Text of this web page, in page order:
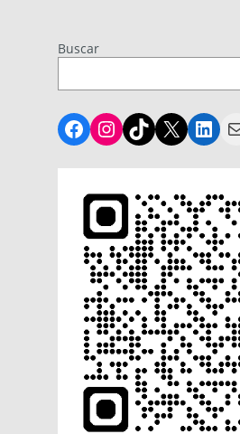
Buscar
Facebook
Instagram
TikTok
X